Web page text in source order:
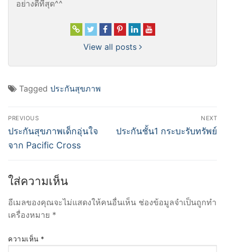
อย่างดีที่สุด^^
View all posts
Tagged ประกันสุขภาพ
แนะแนว
เรื่อง
PREVIOUS
Previous
post:
ประกันสุขภาพเด็กอุ่นใจ
จาก Pacific Cross
NEXT
Next
ประกันชั้น1 กระบะรับทรัพย์
ใส่ความเห็น
อีเมลของคุณจะไม่แสดงให้คนอื่นเห็น ช่องข้อมูลจำเป็นถูกทำ
เครื่องหมาย *
ความเห็น *